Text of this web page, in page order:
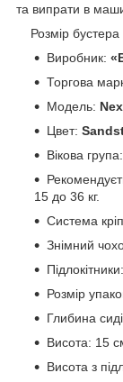
та випрати в
Розмір бустера
Виробник:
Торгова
Модель:
Цвет:
Вікова
15 до 36 кг.
Система
Знімний
Розмір
Глибина
Висота: 15
Висота з